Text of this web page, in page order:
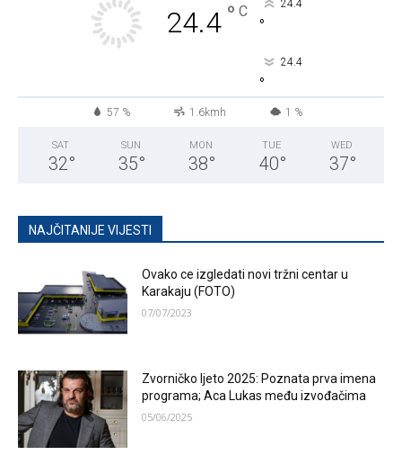
24.4 ° C 24.4
°
24.4
°
57 % 1.6kmh 1 %
SAT
32°
SUN
35°
MON
38°
TUE
40°
WED
37°
NAJČITANIJE VIJESTI
Ovako ce izgledati novi tržni centar u
Karakaju (FOTO)
07/07/2023
Zvorničko ljeto 2025: Poznata prva imena
programa; Aca Lukas među izvođačima
05/06/2025